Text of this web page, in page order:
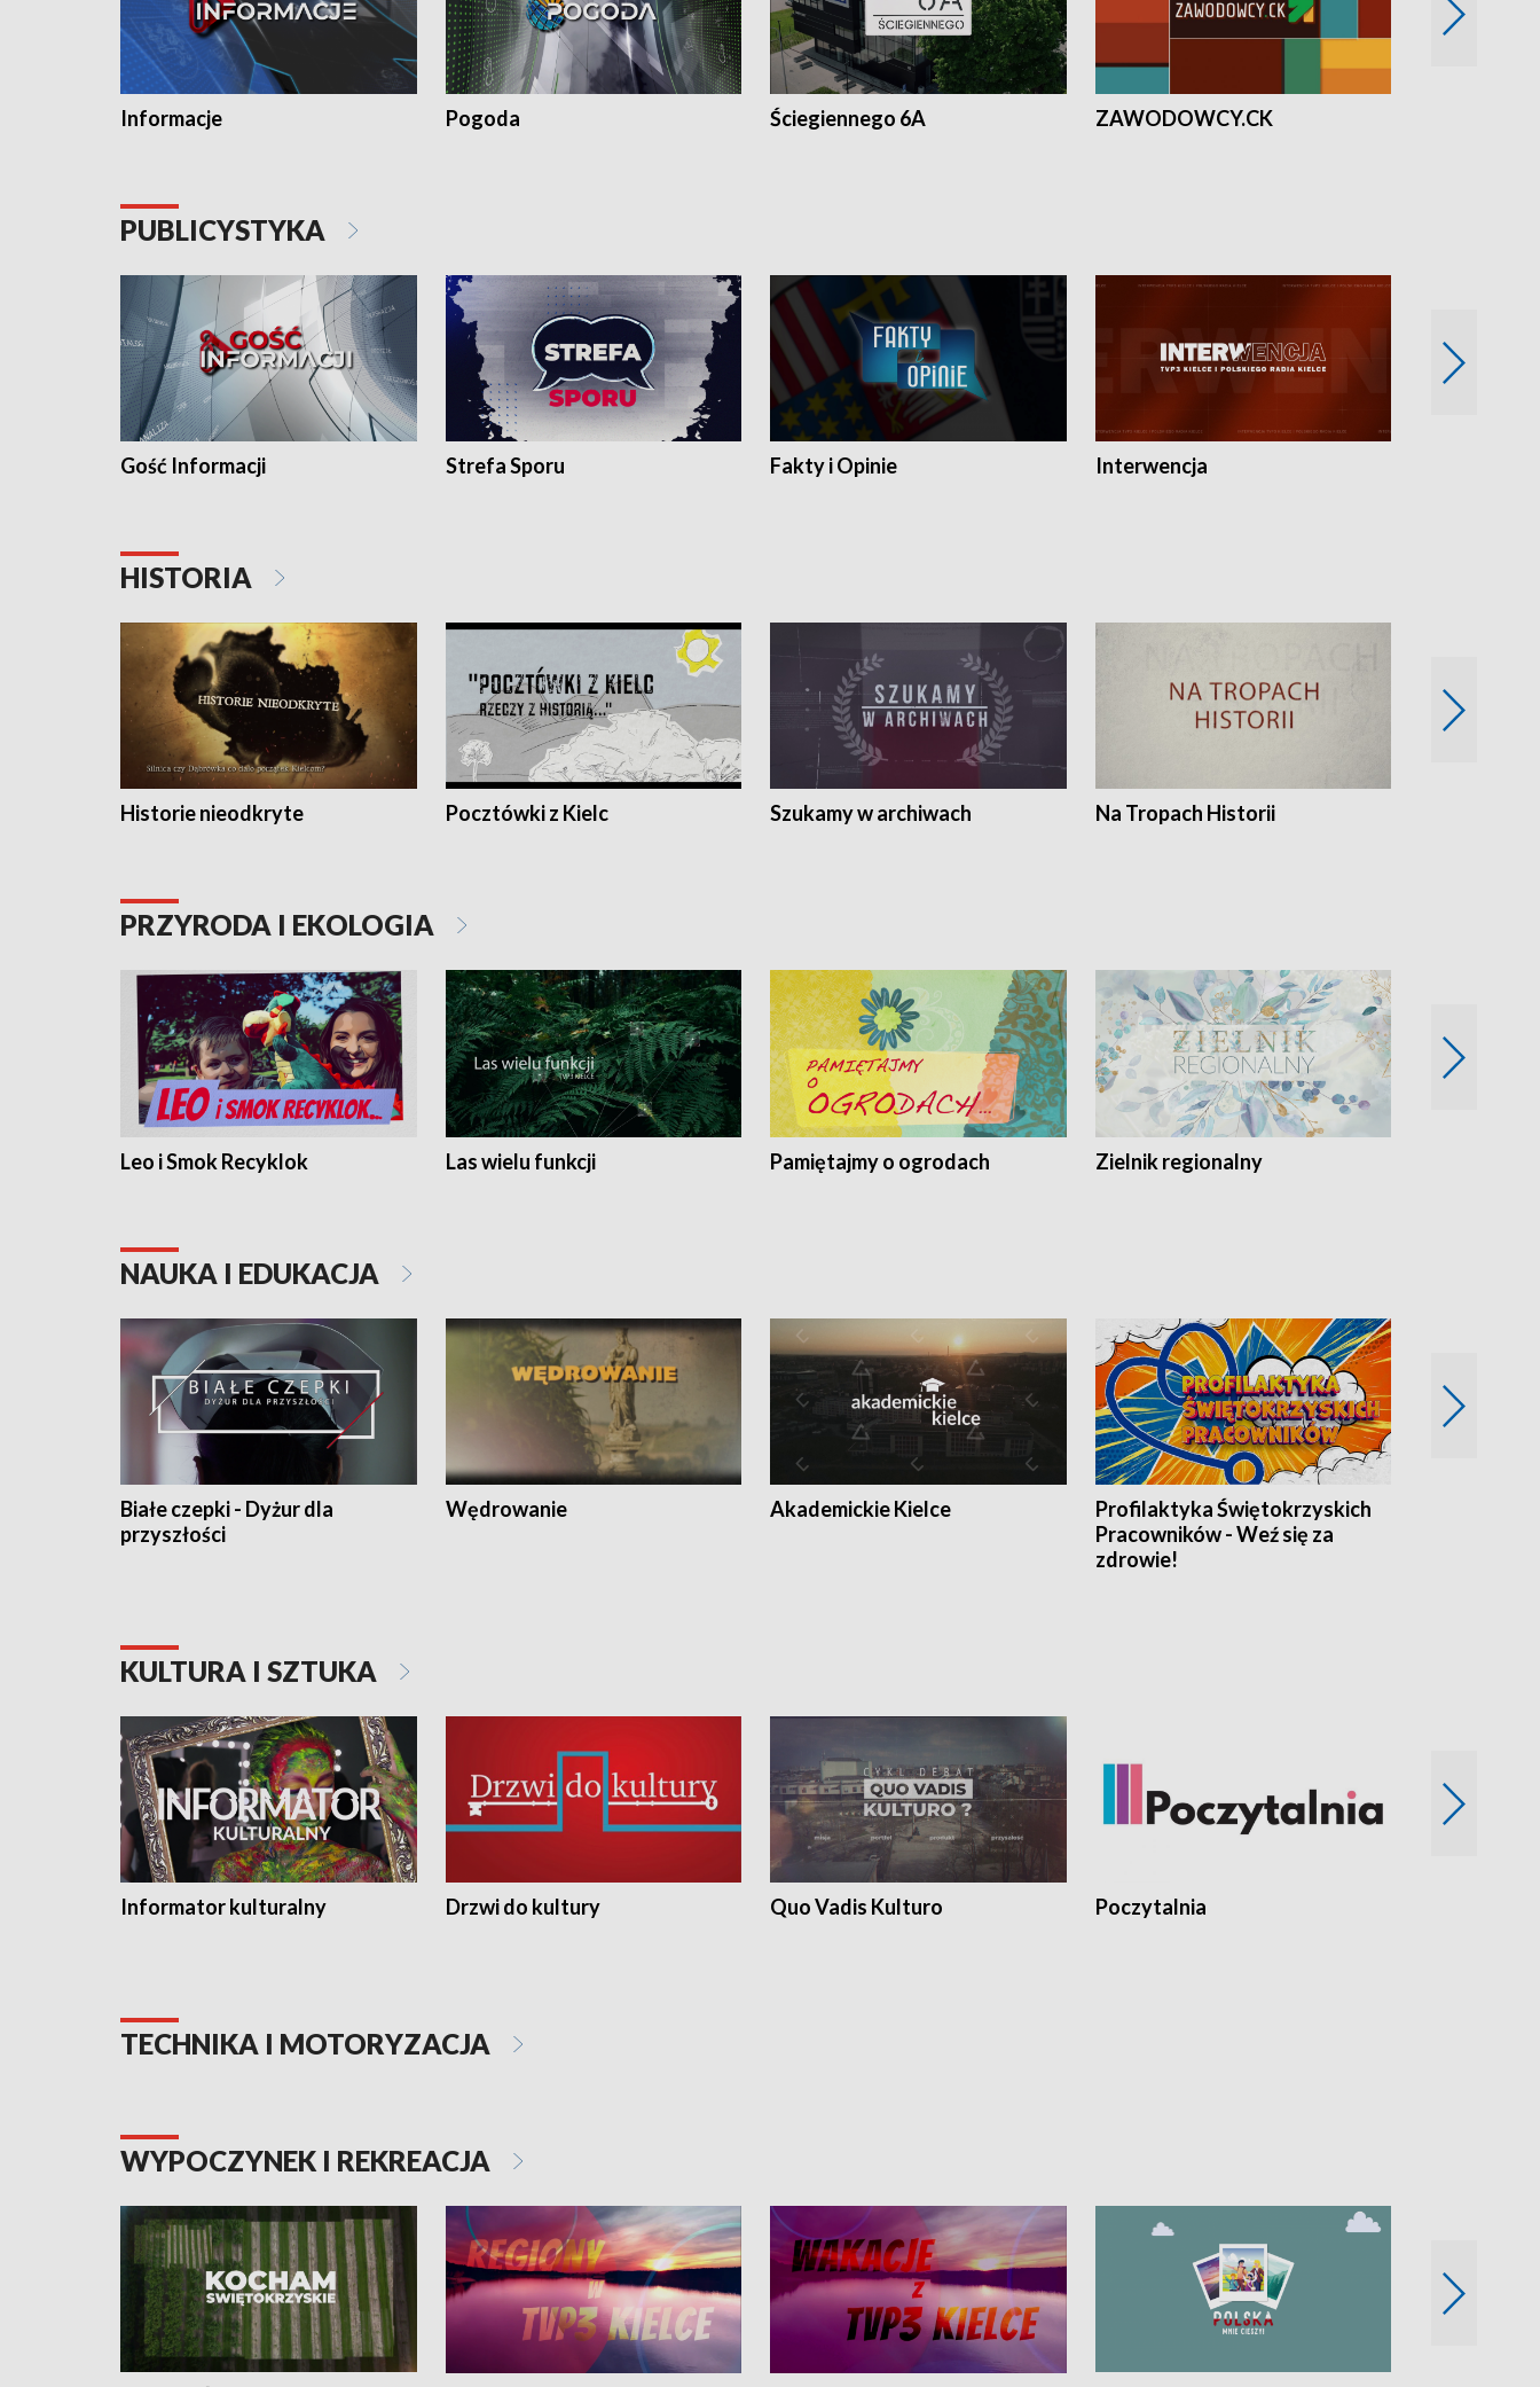
Informacje Pogoda Ściegiennego 6A ZAWODOWCY.CK
PUBLICYSTYKA
Gość Informacji Strefa Sporu Fakty i Opinie Interwencja
HISTORIA
Historie nieodkryte Pocztówki z Kielc Szukamy w archiwach Na Tropach Historii
PRZYRODA I EKOLOGIA
Leo i Smok Recyklok Las wielu funkcji Pamiętajmy o ogrodach Zielnik regionalny
NAUKA I EDUKACJA
Białe czepki - Dyżur dla
przyszłości
Wędrowanie Akademickie Kielce
Profilaktyka Świętokrzyskich
Pracowników - Weź się za
zdrowie!
KULTURA I SZTUKA
Informator kulturalny Drzwi do kultury Quo Vadis Kulturo Poczytalnia
TECHNIKA I MOTORYZACJA
WYPOCZYNEK I REKREACJA